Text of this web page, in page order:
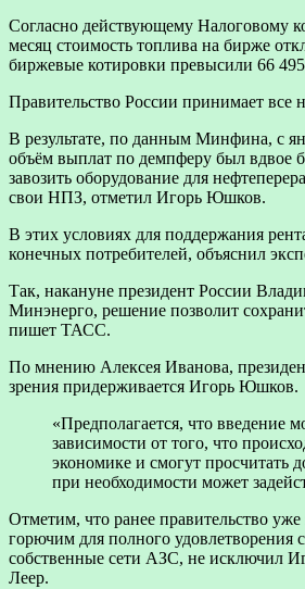
Согласно действующему Налоговому
месяц стоимость топлива на бирже
биржевые котировки превысили 66
Правительство России принимает
В результате, по данным Минфина, с
объём выплат по демпферу был вдвое
завозить оборудование для
свои НПЗ, отметил Игорь Юшков.
В этих условиях для поддержания
конечных потребителей, объяснил
Так, накануне президент России
Минэнерго, решение позволит
пишет ТАСС.
По мнению Алексея Иванова,
зрения придерживается Игорь Юшков.
«Предполагается, что введение
зависимости от того, что
экономике и смогут просчитать
при необходимости может
Отметим, что ранее правительство
горючим для полного удовлетворения
собственные сети АЗС, не исключил
Леер.